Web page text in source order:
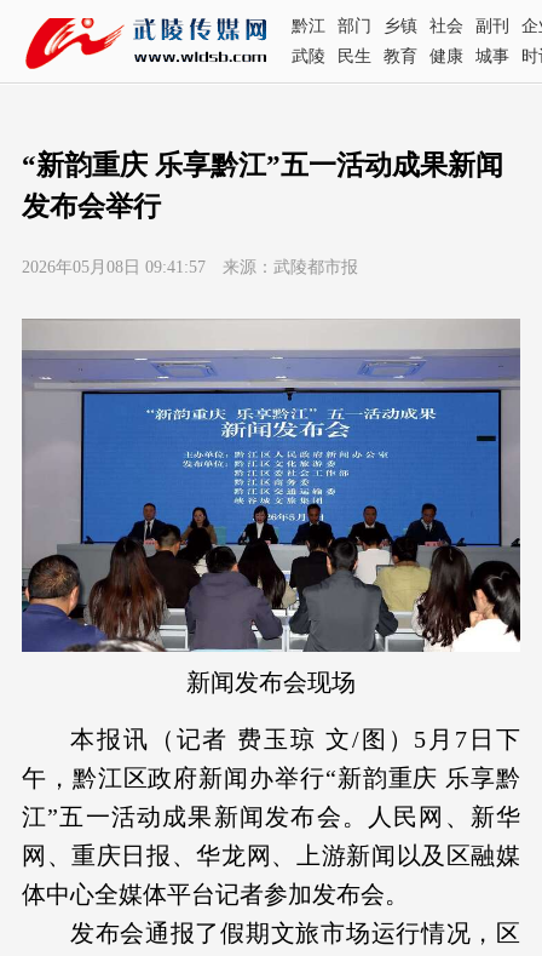
黔江 部门 乡镇 社会 副刊
企
武陵
民生 教育 健康 城事 时
“新韵重庆 乐享黔江”五一活动成果新闻
发布会举行
2026年05月08日 09:41:57 来源：武陵都市报
新闻发布会现场
本报讯（记者 费玉琼 文/图）5月7日下
午，黔江区政府新闻办举行“新韵重庆 乐享黔
江”五一活动成果新闻发布会。人民网、新华
网、重庆日报、华龙网、上游新闻以及区融媒
体中心全媒体平台记者参加发布会。
发布会通报了假期文旅市场运行情况，区